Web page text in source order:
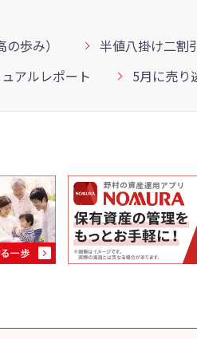
歩み）
半値八掛け二割
アルレポート 5月に売り